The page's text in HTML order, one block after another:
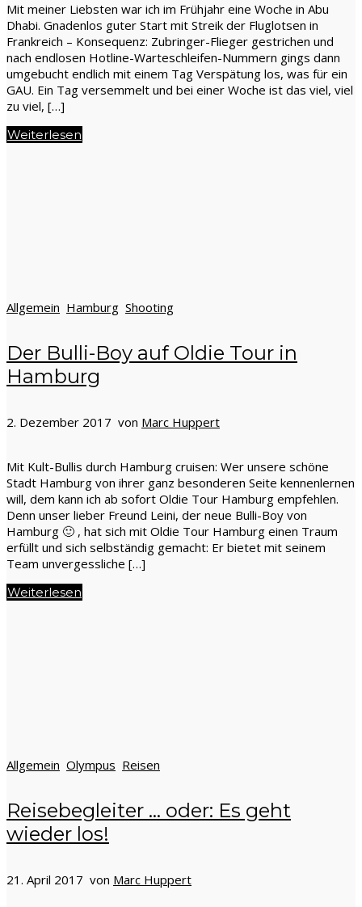
Mit meiner Liebsten war ich im Frühjahr eine Woche in Abu
Dhabi. Gnadenlos guter Start mit Streik der Fluglotsen in
Frankreich – Konsequenz: Zubringer-Flieger gestrichen und
nach endlosen Hotline-Warteschleifen-Nummern gings dann
umgebucht endlich mit einem Tag Verspätung los, was für ein
GAU. Ein Tag versemmelt und bei einer Woche ist das viel, viel
zu viel, […]
Weiterlesen
Allgemein Hamburg Shooting
Der Bulli-Boy auf Oldie Tour in
Hamburg
2. Dezember 2017 von Marc Huppert
Mit Kult-Bullis durch Hamburg cruisen: Wer unsere schöne
Stadt Hamburg von ihrer ganz besonderen Seite kennenlernen
will, dem kann ich ab sofort Oldie Tour Hamburg empfehlen.
Denn unser lieber Freund Leini, der neue Bulli-Boy von
Hamburg 🙂 , hat sich mit Oldie Tour Hamburg einen Traum
erfüllt und sich selbständig gemacht: Er bietet mit seinem
Team unvergessliche […]
Weiterlesen
Allgemein Olympus Reisen
Reisebegleiter … oder: Es geht
wieder los!
21. April 2017 von Marc Huppert